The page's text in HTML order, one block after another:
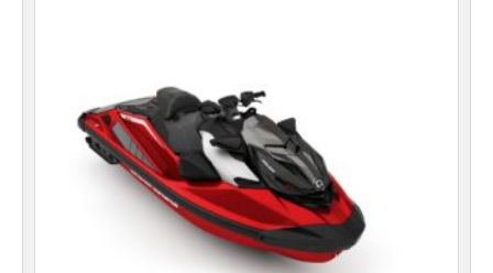
Die
Optionen
können
auf
der
Produktseite
gewählt